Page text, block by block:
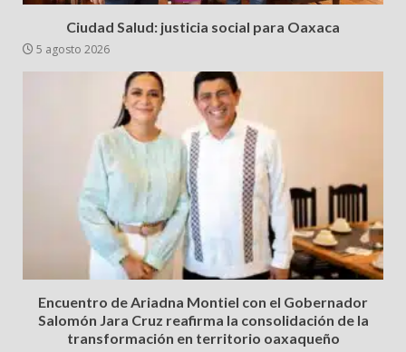
Ciudad Salud: justicia social para Oaxaca
5 agosto 2026
Encuentro de Ariadna Montiel con el Gobernador
Salomón Jara Cruz reafirma la consolidación de la
transformación en territorio oaxaqueño